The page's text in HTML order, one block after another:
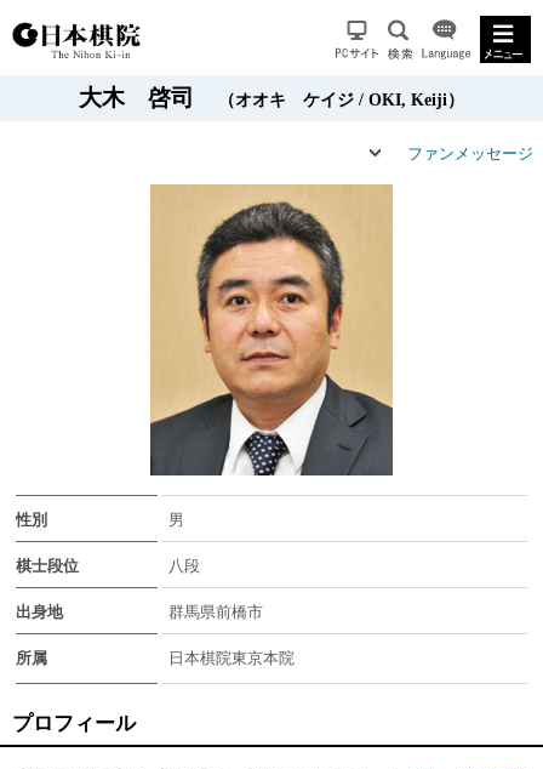
大木 啓司 （オオキ ケイジ / OKI, Keiji）
ファンメッセージ
性別 男
棋士段位 八段
出身地 群馬県前橋市
所属 日本棋院東京本院
プロフィール